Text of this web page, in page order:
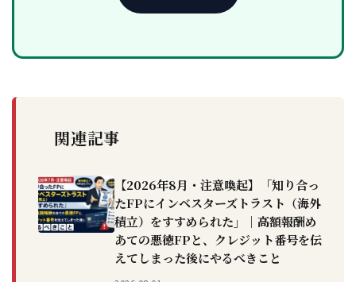
関連記事
【2026年8月・注意喚起】「知り合っ
たFPにインベスターズトラスト（海外
積立）をすすめられた」｜高額報酬め
あての悪徳FPと、クレジット番号を伝
えてしまった後にやるべきこと